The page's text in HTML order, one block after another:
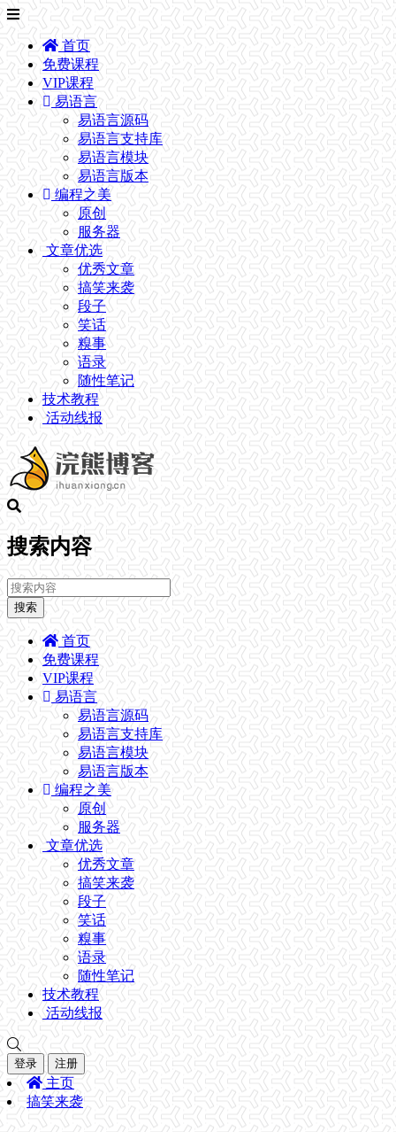
首页
免费课程
VIP课程
易语言
易语言源码
易语言支持库
易语言模块
易语言版本
编程之美
原创
服务器
文章优选
优秀文章
搞笑来袭
段子
笑话
糗事
语录
随性笔记
技术教程
活动线报
搜索内容
搜索
首页
免费课程
VIP课程
易语言
易语言源码
易语言支持库
易语言模块
易语言版本
编程之美
原创
服务器
文章优选
优秀文章
搞笑来袭
段子
笑话
糗事
语录
随性笔记
技术教程
活动线报
登录 注册
主页
搞笑来袭